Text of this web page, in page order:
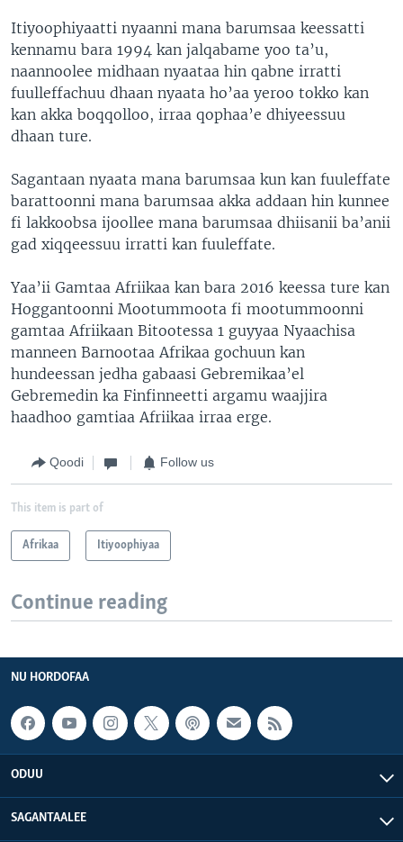
Itiyoophiyaatti nyaanni mana barumsaa keessatti
kennamu bara 1994 kan jalqabame yoo ta’u,
naannoolee midhaan nyaataa hin qabne irratti
fuulleffachuu dhaan nyaata ho’aa yeroo tokko kan
kan akka boqqolloo, irraa qophaa’e dhiyeessuu
dhaan ture.
Sagantaan nyaata mana barumsaa kun kan fuuleffate
barattoonni mana barumsaa akka addaan hin kunnee
fi lakkoobsa ijoollee mana barumsaa dhiisanii ba’anii
gad xiqqeessuu irratti kan fuuleffate.
Yaa’ii Gamtaa Afriikaa kan bara 2016 keessa ture kan
Hoggantoonni Mootummoota fi mootummoonni
gamtaa Afriikaan Bitootessa 1 guyyaa Nyaachisa
manneen Barnootaa Afrikaa gochuun kan
hundeessan jedha gabaasi Gebremikaa’el
Gebremedin ka Finfinneetti argamu waajjira
haadhoo gamtiaa Afriikaa irraa erge.
Qoodi Follow us
This item is part of
Afrikaa Itiyoophiyaa
Continue reading
NU HORDOFAA
ODUU
SAGANTAALEE